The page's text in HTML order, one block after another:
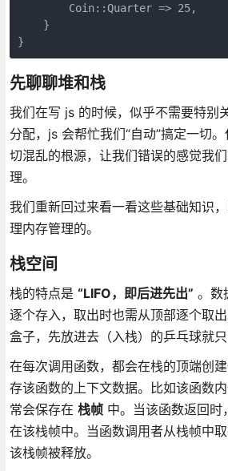
        Coin::Quarter => 25,
    }
}
先聊聊堆和栈
我们在写 js 的时候，似乎不需要特别
分配，js 会帮忙我们“自动”搞定一切
切混乱的根源，让我们错误的感觉我
理。
我们重新回过来看一看这些基础知识
理内存管理的。
栈空间
栈的特点是 “LIFO，即后进先出” 。数
逐个存入，取出时也需从顶部逐个取
盒子，先放进去（入栈）的乒乓球就只
在每次调用函数，都会在栈的顶端创
存该函数的上下文数据。比如该函数
常会保存在 栈帧中。当该函数返回时
在该栈帧中。当函数调用者从栈帧中取
该栈帧被释放。